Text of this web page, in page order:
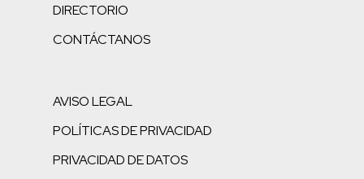
DIRECTORIO
CONTÁCTANOS
AVISO LEGAL
POLÍTICAS DE PRIVACIDAD
PRIVACIDAD DE DATOS